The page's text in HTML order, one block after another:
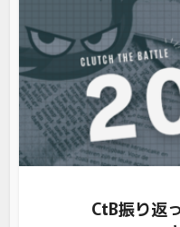
CtB振り返